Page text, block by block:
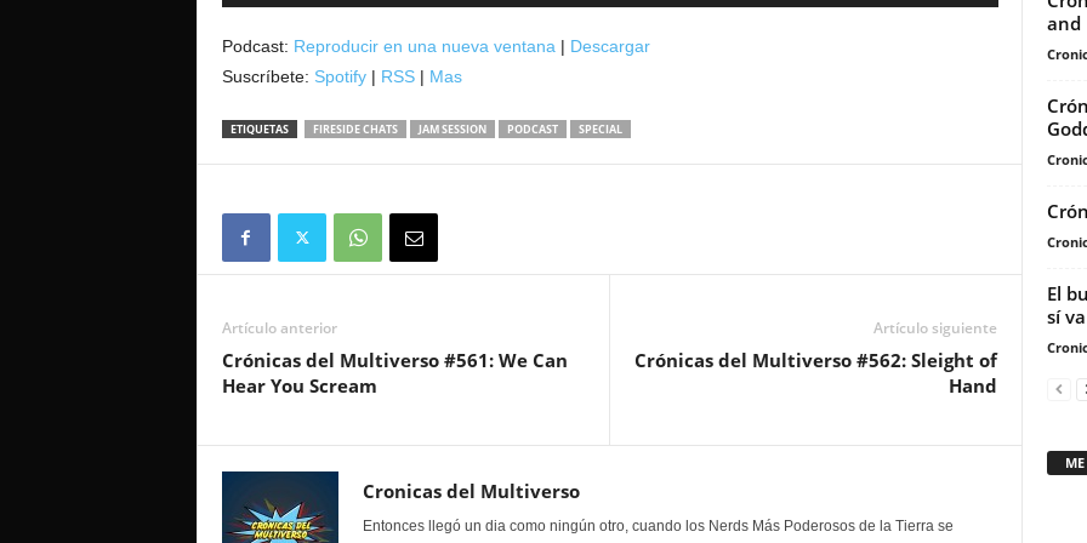
Podcast: Reproducir en una nueva ventana| Descargar
Suscríbete: Spotify| RSS| Mas
ETIQUETAS FIRESIDE CHATS JAM SESSION PODCAST SPECIAL
Artículo anterior
Crónicas del Multiverso #561: We Can
Hear You Scream
Artículo siguiente
Crónicas del Multiverso #562: Sleight of
Hand
Cronicas del Multiverso
Entonces llegó un dia como ningún otro, cuando los Nerds Más Poderosos de la Tierra se
and
El
sí